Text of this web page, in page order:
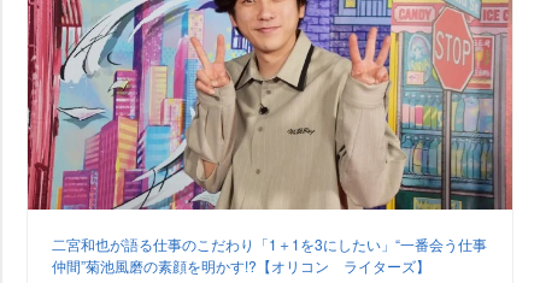
二宮和也が語る仕事のこだわり「1＋1を3にしたい」“一番会う仕事
仲間”菊池風磨の素顔を明かす!?【オリコン ライターズ】